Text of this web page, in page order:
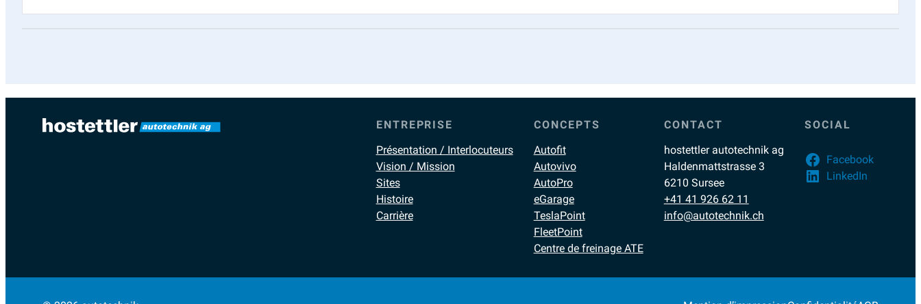
ENTREPRISE
Présentation / Interlocuteurs
Vision / Mission
Sites
Histoire
Carrière
CONCEPTS
Autofit
Autovivo
AutoPro
eGarage
TeslaPoint
FleetPoint
Centre de freinage ATE
CONTACT
hostettler autotechnik ag
Haldenmattstrasse 3
6210 Sursee
+41 41 926 62 11
info@autotechnik.ch
SOCIAL
Facebook
LinkedIn